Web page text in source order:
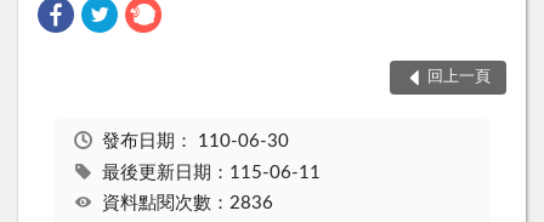
回上一頁
發布日期： 110-06-30
最後更新日期：115-06-11
資料點閱次數：2836